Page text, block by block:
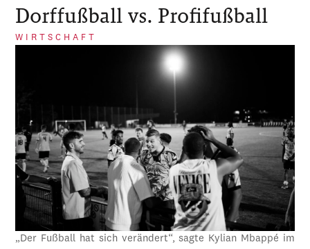
Dorffußball vs. Profifußball
WIRTSCHAFT
„Der Fußball hat sich verändert“, sagte Kylian Mbappé im